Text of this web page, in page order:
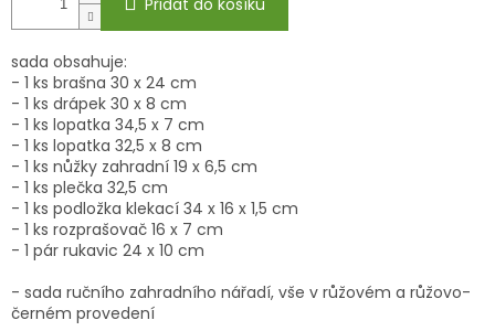
Přidat do košíku
sada obsahuje:
- 1 ks brašna 30 x 24 cm
- 1 ks drápek 30 x 8 cm
- 1 ks lopatka 34,5 x 7 cm
- 1 ks lopatka 32,5 x 8 cm
- 1 ks nůžky zahradní 19 x 6,5 cm
- 1 ks plečka 32,5 cm
- 1 ks podložka klekací 34 x 16 x 1,5 cm
- 1 ks rozprašovač 16 x 7 cm
- 1 pár rukavic 24 x 10 cm
- sada ručního zahradního nářadí, vše v růžovém a růžovo-
černém provedení